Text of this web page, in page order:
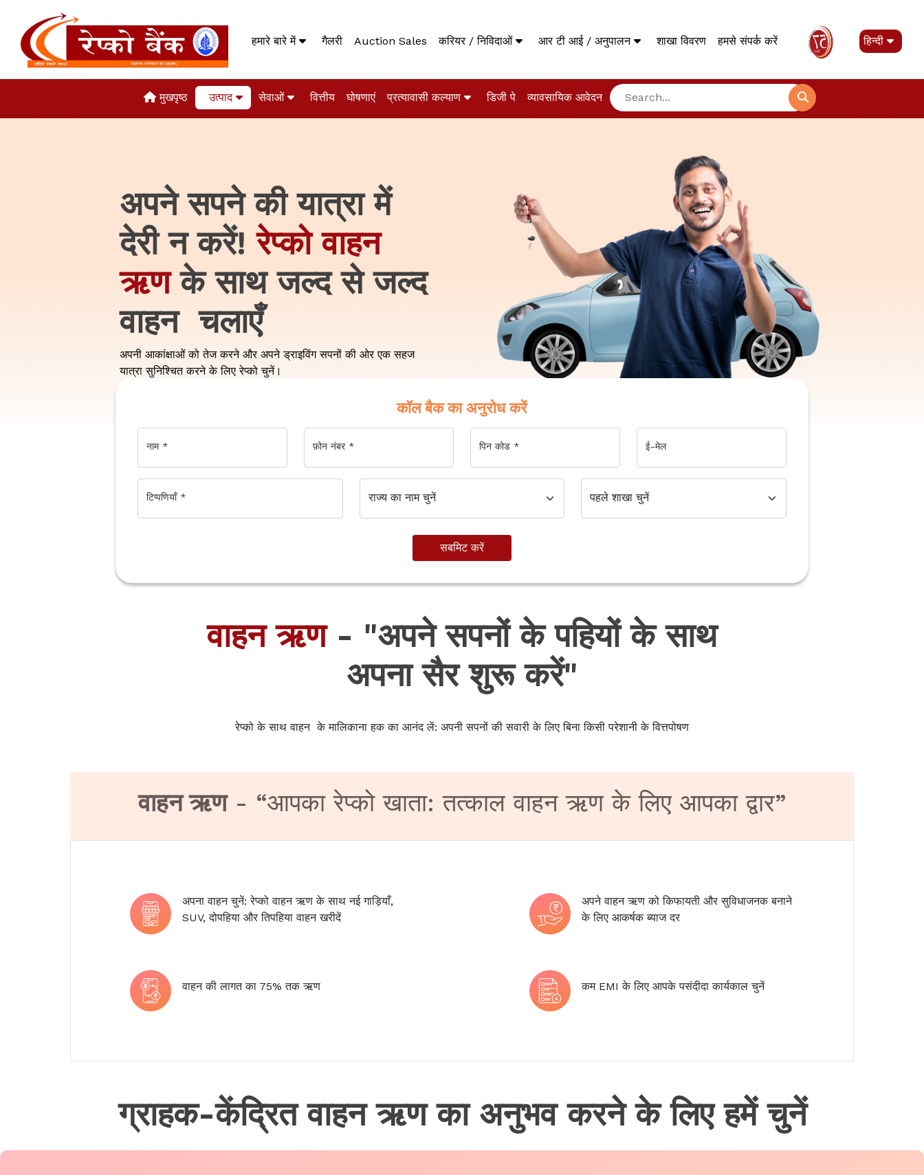
हमारे बारे में गैलरी Auction Sales करियर / निविदाओं आर टी आई / अनुपालन शाखा विवरण हमसे संपर्क करें हिन्दी
मुखपृष्ठ उत्पाद सेवाओं वित्तीय घोषणाएं प्रत्यावासी कल्याण डिजी पे व्यावसायिक आवेदन
अपने सपने की यात्रा में
देरी न करें!रेप्को वाहन
ऋणके साथ जल्द से जल्द
वाहन चलाएँ
अपनी आकांक्षाओं को तेज करने और अपने ड्राइविंग सपनों की ओर एक सहज
यात्रा सुनिश्चित करने के लिए रेप्को चुनें।
कॉल बैक का अनुरोध करें
नाम * फ़ोन नंबर * पिन कोड * ई-मेल
टिप्पणियाँ *
सबमिट करें
वाहन ऋण - "अपने सपनों के पहियों के साथ
अपना सैर शुरू करें"
रेप्को के साथ वाहन के मालिकाना हक का आनंद लें: अपनी सपनों की सवारी के लिए बिना किसी परेशानी के वित्तपोषण
वाहन ऋण- “आपका रेप्को खाता: तत्काल वाहन ऋण के लिए आपका द्वार”
अपना वाहन चुनें: रेप्को वाहन ऋण के साथ नई गाड़ियाँ,
SUV, दोपहिया और तिपहिया वाहन खरीदें
अपने वाहन ऋण को किफायती और सुविधाजनक बनाने
के लिए आकर्षक ब्याज दर
वाहन की लागत का 75% तक ऋण कम EMI के लिए आपके पसंदीदा कार्यकाल चुनें
ग्राहक-केंद्रित वाहन ऋण का अनुभव करने के लिए हमें चुनें